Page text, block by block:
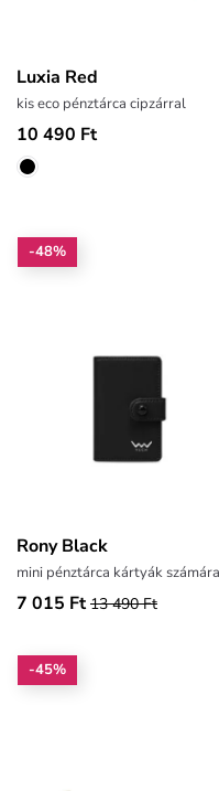
Luxia Red
kis eco pénztárca cipzárral
10 490 Ft
-48%
Rony Black
mini pénztárca kártyák számára
7 015 Ft 13 490 Ft
-45%